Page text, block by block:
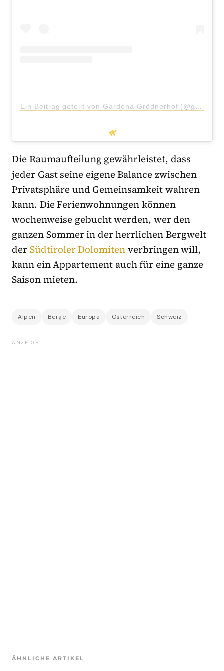
Ein Beitrag geteilt von Gardena Grödnerhof (@gardenagroednerhof)
Die Raumaufteilung gewährleistet, dass
jeder Gast seine eigene Balance zwischen
Privatsphäre und Gemeinsamkeit wahren
kann. Die Ferienwohnungen können
wochenweise gebucht werden, wer den
ganzen Sommer in der herrlichen Bergwelt
derSüdtiroler Dolomitenverbringen will,
kann ein Appartement auch für eine ganze
Saison mieten.
Alpen Berge Europa Österreich Schweiz
ANZEIGE
ÄHNLICHE ARTIKEL